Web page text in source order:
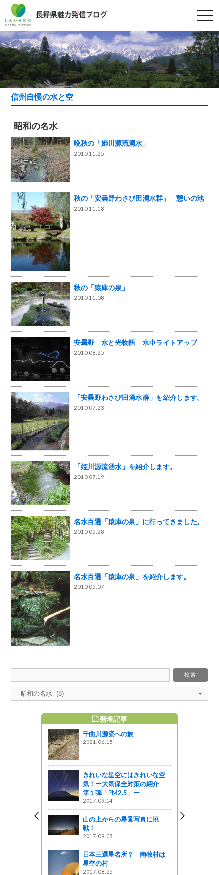
t
o
g
g
l
e
n
a
v
g
i
信州自慢の水と空
昭和の名水
晩秋の「姫川源流湧水」
2010.11.25
秋の「安曇野わさび田湧水群」 憩いの池
2010.11.18
秋の「猿庫の泉」
2010.11.08
安曇野 水と光物語 水中ライトアップ
2010.08.25
「安曇野わさび田湧水群」を紹介します。
2010.07.23
「姫川源流湧水」を紹介します。
2010.07.19
名水百選「猿庫の泉」に行ってきました。
2010.05.28
名水百選「猿庫の泉」を紹介します。
2010.05.07
新着記事
千曲川源流への旅
2021.06.15
きれいな星空にはきれいな空
気！ー大気保全対策の紹介
第１弾「PM2.5」ー
2017.09.14
山の上からの星景写真に挑
戦！
2017.09.08
日本三選星名所？ 南牧村は
星空の村
2017.08.25